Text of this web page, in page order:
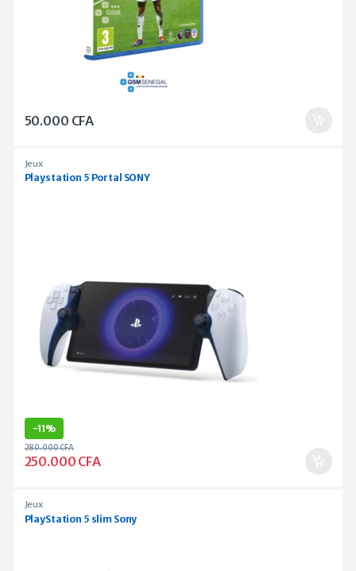
50.000 CFA
Jeux
Playstation 5 Portal SONY
-11%
250.000 CFA
280.000CFA
Jeux
PlayStation 5 slim Sony